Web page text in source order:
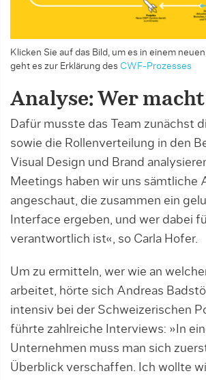
Klicken Sie auf das Bild, um es in einem
geht es zur Erklärung des CWF-­Prozesses
Analyse: Wer macht
Dafür musste das Team zunächst
sowie die Rollenverteilung in den
Visual Design und Brand
Meetings haben wir uns sämtliche
angeschaut, die zu­sammen ein
Interface ergeben, und wer dabei
verantwortlich ist«, so Carla Hofer.
Um zu ermitteln, wer wie an
arbeitet, hörte sich Andreas
intensiv bei der Schweize­rischen
führte zahlreiche Interviews: »In
Unternehmen muss man sich
Überblick verschaffen. Ich wollte